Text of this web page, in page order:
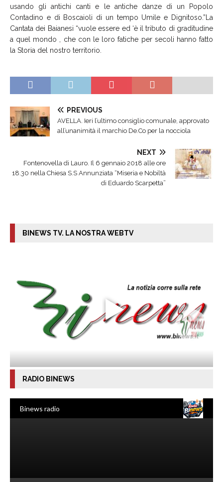
usando gli antichi canti e le antiche danze di un Popolo
Contadino e di Boscaioli di un tempo Umile e Dignitoso.”La
Cantata dei Baianesi “vuole essere ed ‘è il tributo di graditudine
a quel mondo , che con le loro fatiche per secoli hanno fatto
la Storia del nostro territorio.
PREVIOUS
AVELLA. Ieri l’ultimo consiglio comunale, approvato
all’unanimità il marchio De.Co per la nocciola
NEXT
Fontenovella di Lauro. Il 6 gennaio 2018 alle ore
18.30 nella Chiesa S.S Annunziata “Miseria e Nobiltà
di Eduardo Scarpetta”
BINEWS TV. LA NOSTRA WEBTV
RADIO BINEWS